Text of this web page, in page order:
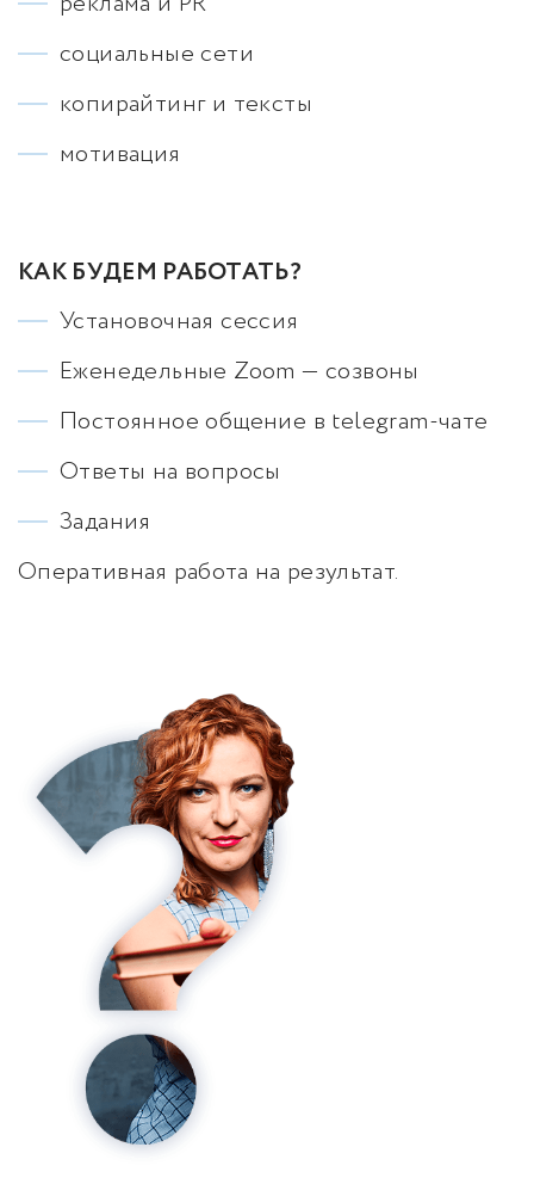
социальные сети
копирайтинг и тексты
мотивация
КАК БУДЕМ РАБОТАТЬ?
Установочная сессия
Еженедельные Zoom — созвоны
Постоянное общение в telegram-чате
Ответы на вопросы
Задания
Оперативная работа на результат.